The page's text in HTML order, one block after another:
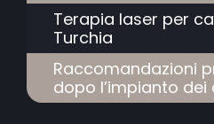
Terapia laser per
Turchia
Raccomandazioni
dopo l’impianto dei